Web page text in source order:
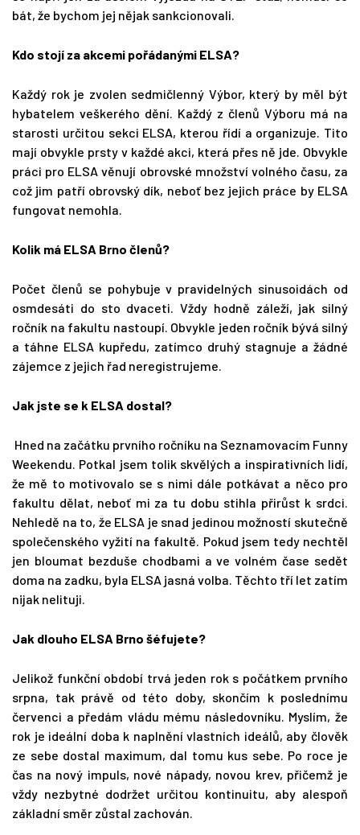
bát, že bychom jej nějak sankcionovali.
Kdo stojí za akcemi pořádanými ELSA?
Každý rok je zvolen sedmičlenný Výbor, který by měl být
hybatelem veškerého dění. Každý z členů Výboru má na
starosti určitou sekci ELSA, kterou řídí a organizuje. Tito
mají obvykle prsty v každé akci, která přes ně jde. Obvykle
práci pro ELSA věnují obrovské množství volného času, za
což jim patří obrovský dík, neboť bez jejich práce by ELSA
fungovat nemohla.
Kolik má ELSA Brno členů?
Počet členů se pohybuje v pravidelných sinusoidách od
osmdesáti do sto dvaceti. Vždy hodně záleží, jak silný
ročník na fakultu nastoupí. Obvykle jeden ročník bývá silný
a táhne ELSA kupředu, zatímco druhý stagnuje a žádné
zájemce z jejich řad neregistrujeme.
Jak jste se k ELSA dostal?
Hned na začátku prvního ročníku na Seznamovacím Funny
Weekendu. Potkal jsem tolik skvělých a inspirativních lidí,
že mě to motivovalo se s nimi dále potkávat a něco pro
fakultu dělat, neboť mi za tu dobu stihla přirůst k srdci.
Nehledě na to, že ELSA je snad jedinou možností skutečně
společenského vyžití na fakultě. Pokud jsem tedy nechtěl
jen bloumat bezduše chodbami a ve volném čase sedět
doma na zadku, byla ELSA jasná volba. Těchto tří let zatím
nijak nelituji.
Jak dlouho ELSA Brno šéfujete?
Jelikož funkční období trvá jeden rok s počátkem prvního
srpna, tak právě od této doby, skončím k poslednímu
červenci a předám vládu mému následovníku. Myslím, že
rok je ideální doba k naplnění vlastních ideálů, aby člověk
ze sebe dostal maximum, dal tomu kus sebe. Po roce je
čas na nový impuls, nové nápady, novou krev, přičemž je
vždy nezbytné dodržet určitou kontinuitu, aby alespoň
základní směr zůstal zachován.